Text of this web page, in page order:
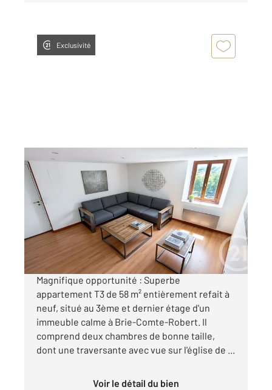
Exclusivité
BRIE COMTE ROBERT 77
, 3 pièces
Ref : 24740
Appartement F3 à vendre
173 000 €
Visiter le site dédié
Magnifique opportunité : Superbe
appartement T3 de 58 m² entièrement refait à
neuf, situé au 3ème et dernier étage d'un
immeuble calme à Brie-Comte-Robert. Il
comprend deux chambres de bonne taille,
dont une traversante avec vue sur l'église de ...
Voir le détail du bien